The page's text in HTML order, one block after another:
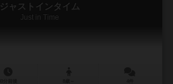
ジャストインタイム
Just in Time